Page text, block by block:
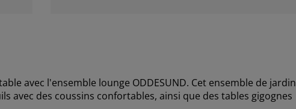
avec l'ensemble lounge ODDESUND. Cet ensemble de jardin
avec des coussins confortables, ainsi que des tables gigognes